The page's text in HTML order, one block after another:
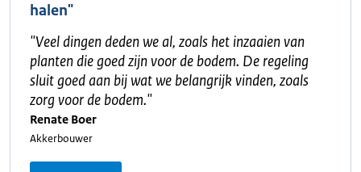
halen"
"Veel dingen deden we al, zoals het inzaaien van
planten die goed zijn voor de bodem. De regeling
sluit goed aan bij wat we belangrijk vinden, zoals
zorg voor de bodem."
Renate Boer
Akkerbouwer